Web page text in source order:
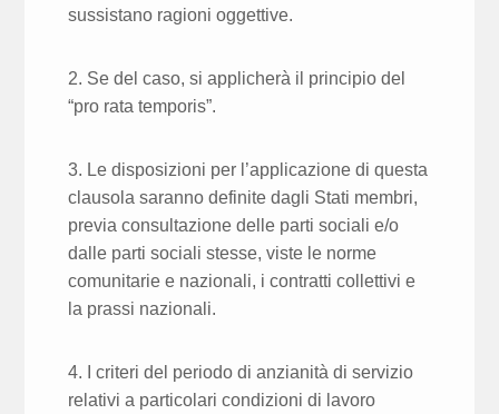
sussistano ragioni oggettive.
2. Se del caso, si applicherà il principio del
“pro rata temporis”.
3. Le disposizioni per l’applicazione di questa
clausola saranno definite dagli Stati membri,
previa consultazione delle parti sociali e/o
dalle parti sociali stesse, viste le norme
comunitarie e nazionali, i contratti collettivi e
la prassi nazionali.
4. I criteri del periodo di anzianità di servizio
relativi a particolari condizioni di lavoro